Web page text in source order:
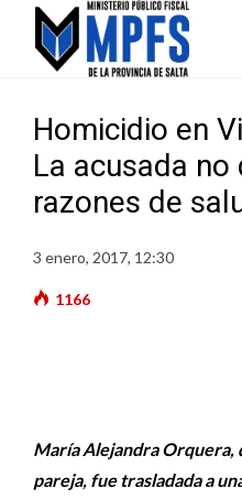
Homicidio en
La acusada
razones de
3 enero, 2017, 12:30
1166
María Alejandra Orquera,
pareja, fue trasladada a